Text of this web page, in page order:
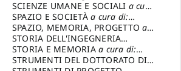
Marcello
Comportamento
SCIENZE UMANE E SOCIALI a cura
di: Iannizzi Salvatore
SPAZIO E SOCIETÀa cura di:
Cassetti Roberto
SPAZIO, MEMORIA, PROGETTOa
cura di: Rossi Massimo
STORIA DELL'INGEGNERIA
STRUTTURALE IN ITALIAa cura di:
Poretti Sergio
STORIA E MEMORIAa cura di:
Rossi Lauro
STRUMENTI DEL DOTTORATO DI